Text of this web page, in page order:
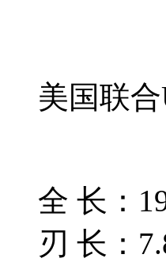
美国联
全 长：
刃 长：